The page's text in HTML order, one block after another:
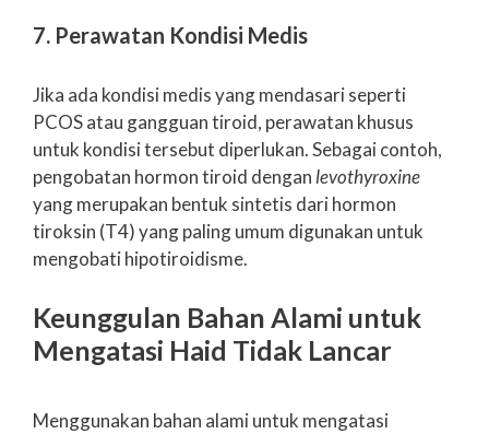
7. Perawatan Kondisi Medis
Jika ada kondisi medis yang mendasari seperti
PCOS atau gangguan tiroid, perawatan khusus
untuk kondisi tersebut diperlukan. Sebagai contoh,
pengobatan hormon tiroid denganlevothyroxine
yang merupakan bentuk sintetis dari hormon
tiroksin (T4) yang paling umum digunakan untuk
mengobati hipotiroidisme.
Keunggulan Bahan Alami untuk
Mengatasi Haid Tidak Lancar
Menggunakan bahan alami untuk mengatasi